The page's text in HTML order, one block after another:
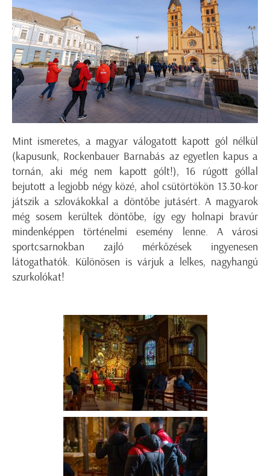
Mint ismeretes, a magyar válogatott kapott gól nélkül
(kapusunk, Rockenbauer Barnabás az egyetlen kapus a
tornán, aki még nem kapott gólt!), 16 rúgott góllal
bejutott a legjobb négy közé, ahol csütörtökön 13.30-kor
játszik a szlovákokkal a döntőbe jutásért. A magyarok
még sosem kerültek döntőbe, így egy holnapi bravúr
mindenképpen történelmi esemény lenne. A városi
sportcsarnokban zajló mérkőzések ingyenesen
látogathatók. Különösen is várjuk a lelkes, nagyhangú
szurkolókat!